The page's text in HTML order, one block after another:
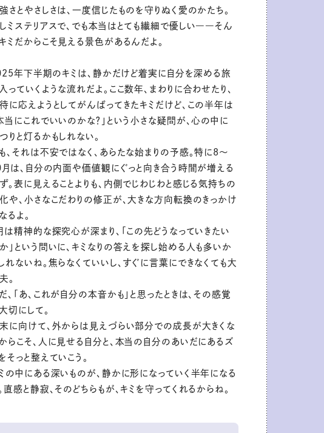
さとやさしさは、一度信じたものを守りぬく愛のかたち。
ミステリアスで、でも本当はとても繊細で優しい――そん
ミだからこそ見える景色があるんだよ。
年下半期のキミは、静かだけど着実に自分を深める旅
っていくような流れだよ。ここ数年、まわりに合わせたり、
に応えようとしてがんばってきたキミだけど、この半年は
本当にこれでいいのかな？」という小さな疑問が、心の中に
りと灯るかもしれない。
、それは不安ではなく、あらたな始まりの予感。特に8〜
は、自分の内面や価値観にぐっと向き合う時間が増える
。表に見えることよりも、内側でじわじわと感じる気持ちの
や、小さなこだわりの修正が、大きな方向転換のきっかけ
るよ。
は精神的な探究心が深まり、「この先どうなっていきたい
」という問いに、キミなりの答えを探し始める人も多いか
れないね。焦らなくていいし、すぐに言葉にできなくても大
。
、「あ、これが自分の本音かも」と思ったときは、その感覚
切にして。
に向けて、外からは見えづらい部分での成長が大きくな
らこそ、人に見せる自分と、本当の自分のあいだにあるズ
そっと整えていこう。
の中にある深いものが、静かに形になっていく半年になる
直感と静寂、そのどちらもが、キミを守ってくれるからね。